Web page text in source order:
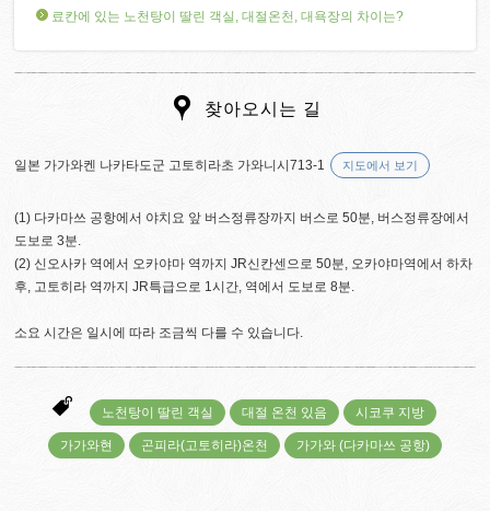
료칸에 있는 노천탕이 딸린 객실, 대절온천, 대욕장의 차이는?
찾아오시는 길
일본 가가와켄 나카타도군 고토히라초 가와니시713-1 지도에서 보기
(1) 다카마쓰 공항에서 야치요 앞 버스정류장까지 버스로 50분, 버스정류장에서
도보로 3분.
(2) 신오사카 역에서 오카야마 역까지 JR신칸센으로 50분, 오카야마역에서 하차
후, 고토히라 역까지 JR특급으로 1시간, 역에서 도보로 8분.
소요 시간은 일시에 따라 조금씩 다를 수 있습니다.
노천탕이 딸린 객실 대절 온천 있음 시코쿠 지방
가가와현 곤피라(고토히라)온천 가가와 (다카마쓰 공항)